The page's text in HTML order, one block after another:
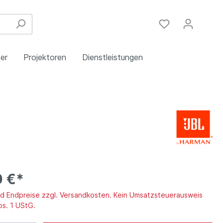
Projektoren Dienstleistungen
€*
Endpreise zzgl. Versandkosten. Kein Umsatzsteuerausweis
1 UStG.